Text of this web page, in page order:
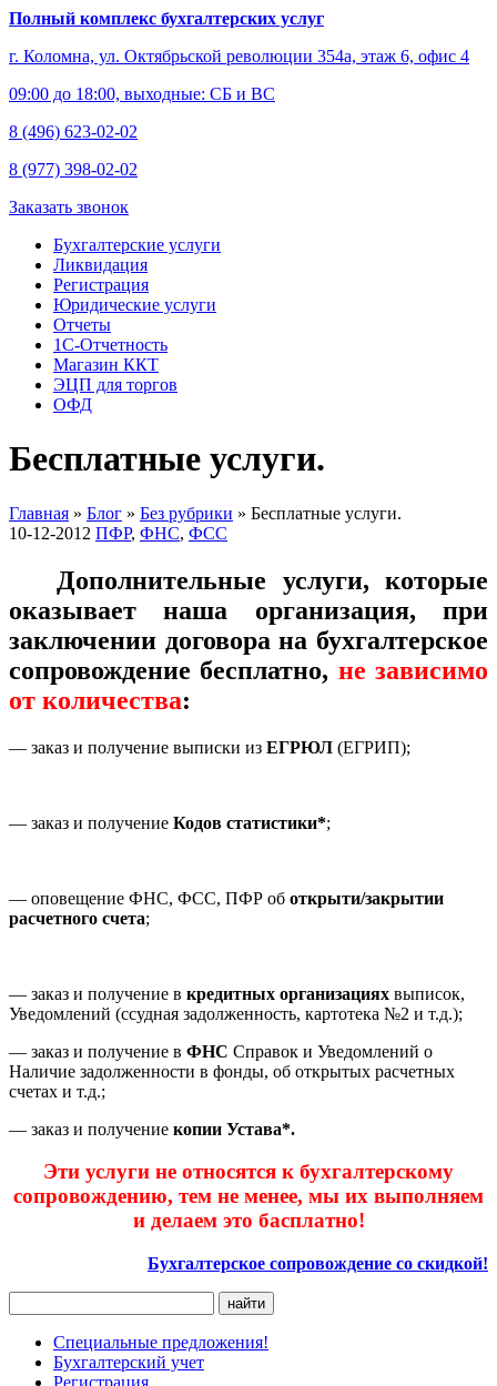
Полный комплекс бухгалтерских услуг
г. Коломна, ул. Октябрьской революции 354а, этаж 6, офис 4
09:00 до 18:00, выходные: СБ и ВС
8 (496) 623-02-02
8 (977) 398-02-02
Заказать звонок
Бухгалтерские услуги
Ликвидация
Регистрация
Юридические услуги
Отчеты
1С-Отчетность
Магазин ККТ
ЭЦП для торгов
ОФД
Бесплатные услуги.
Главная » Блог » Без рубрики » Бесплатные услуги.
10-12-2012 ПФР, ФНС, ФСС
Дополнительные услуги, которые
оказывает наша организация, при
заключении договора на бухгалтерское
сопровождение бесплатно, не зависимо
от количества:
— заказ и получение выписки из ЕГРЮЛ (ЕГРИП);
— заказ и получение Кодов статистики*;
— оповещение ФНС, ФСС, ПФР об открыти/закрытии
расчетного счета;
— заказ и получение в кредитных организациях выписок,
Уведомлений (ссудная задолженность, картотека №2 и т.д.);
— заказ и получение в ФНС Справок и Уведомлений о
Наличие задолженности в фонды, об открытых расчетных
счетах и т.д.;
— заказ и получение копии Устава*.
Эти услуги не относятся к бухгалтерскому
сопровождению, тем не менее, мы их выполняем
и делаем это басплатно!
Бухгалтерское сопровождение со скидкой!
Специальные предложения!
Бухгалтерский учет